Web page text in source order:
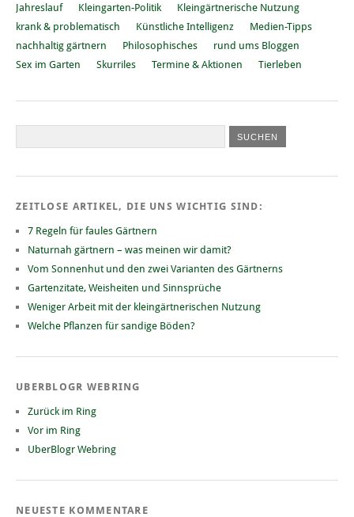
Jahreslauf
Kleingarten-Politik
Kleingärtnerische Nutzung
krank & problematisch
Künstliche Intelligenz
Medien-Tipps
nachhaltig gärtnern
Philosophisches
rund ums Bloggen
Sex im Garten
Skurriles Termine & Aktionen Tierleben
ZEITLOSE ARTIKEL, DIE UNS WICHTIG SIND:
7 Regeln für faules Gärtnern
Naturnah gärtnern – was meinen wir damit?
Vom Sonnenhut und den zwei Varianten des Gärtnerns
Gartenzitate, Weisheiten und Sinnsprüche
Weniger Arbeit mit der kleingärtnerischen Nutzung
Welche Pflanzen für sandige Böden?
UBERBLOGR WEBRING
Zurück im Ring
Vor im Ring
UberBlogr Webring
NEUESTE KOMMENTARE